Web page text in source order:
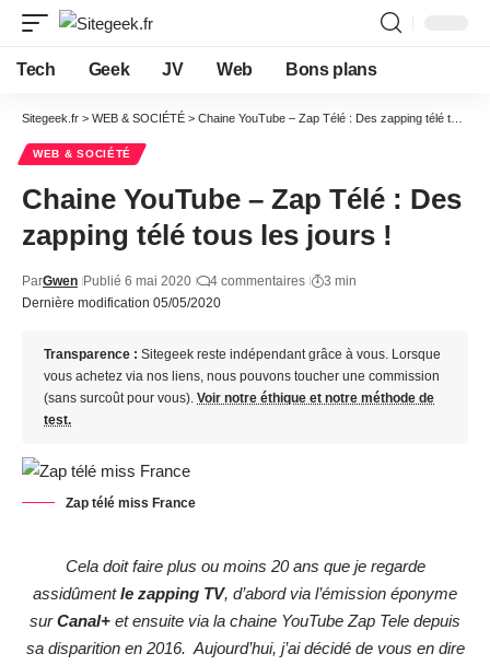
Tech Geek JV Web Bons plans
Sitegeek.fr > WEB & SOCIÉTÉ > Chaine YouTube – Zap Télé : Des zapping télé tous les jours !
WEB & SOCIÉTÉ
Chaine YouTube – Zap Télé : Des
zapping télé tous les jours !
Dernière modification 05/05/2020
ParGwen Publié 6 mai 2020 4 commentaires 3 min
Transparence : Sitegeek reste indépendant grâce à vous. Lorsque
vous achetez via nos liens, nous pouvons toucher une commission
(sans surcoût pour vous). Voir notre éthique et notre méthode de
test.
Zap télé miss France
Cela doit faire plus ou moins 20 ans que je regarde
assidûmentle zapping TV, d’abord via l’émission éponyme
surCanal+ et ensuite via la chaine YouTube Zap Tele depuis
sa disparition en 2016. Aujourd’hui, j’ai décidé de vous en dire